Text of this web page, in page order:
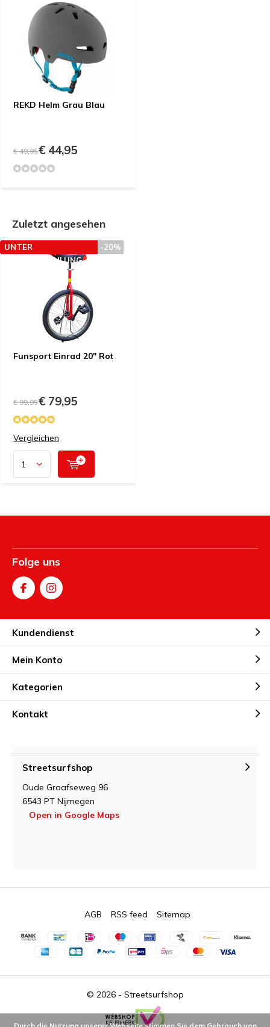
REKD Helm Grau Blau
€ 49,95€ 44,95
Zuletzt angesehen
Funsport Einrad 20" Rot
-20%
UNTER
PREISEMPFEHLUNG
€ 99,95€ 79,95
Vergleichen
Folge uns
Kundendienst
Mein Konto
Kategorien
Kontakt
Streetsurfshop
Oude Graafseweg 96
6543 PT Nijmegen
Open in Google Maps
© 2026 - Streetsurfshop
AGB RSS feed Sitemap